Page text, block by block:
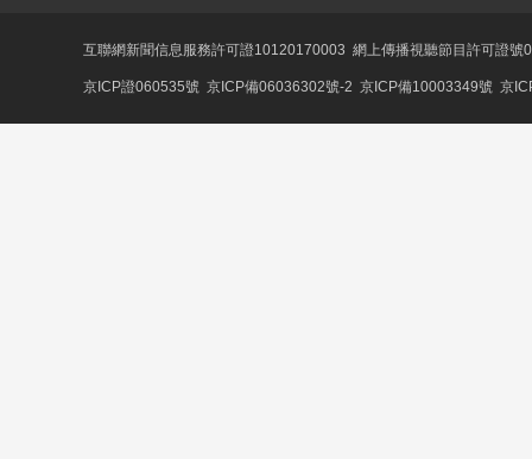
互聯網新聞信息服務許可證10120170003 網上傳播視聽節目許可證
京ICP證060535號 京ICP備06036302號-2 京ICP備10003349號 京